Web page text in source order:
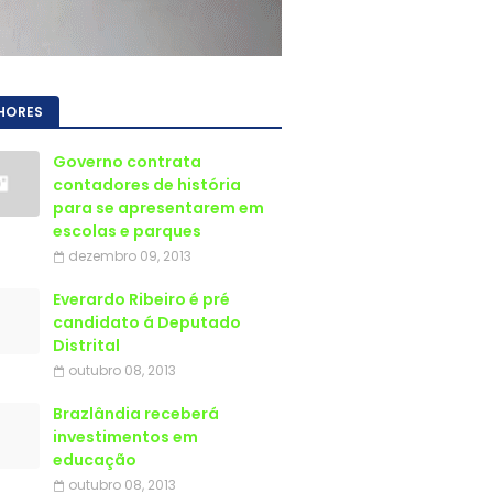
Governo contrata
contadores de história
para se apresentarem em
escolas e parques
dezembro 09, 2013
Everardo Ribeiro é pré
candidato á Deputado
Distrital
outubro 08, 2013
Brazlândia receberá
investimentos em
educação
outubro 08, 2013